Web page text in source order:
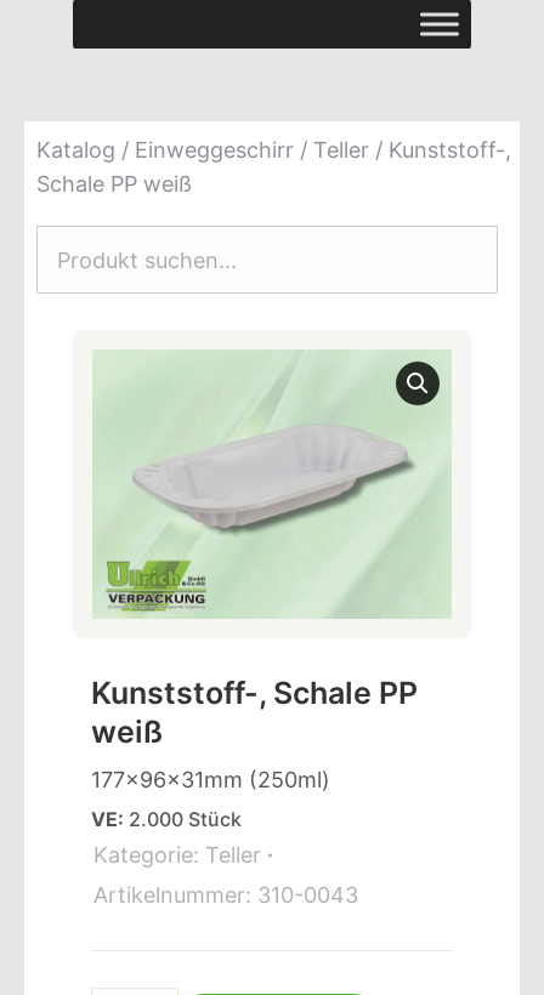
Katalog / Einweggeschirr / Teller / Kunststoff-,
Schale PP weiß
Kunststoff-, Schale PP
weiß
177x96x31mm (250ml)
VE: 2.000 Stück
Kategorie: Teller
Artikelnummer: 310-0043